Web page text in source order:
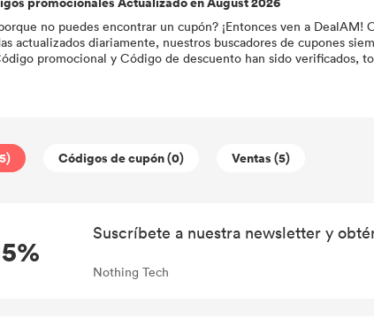
no puedes encontrar un cupón? ¡Entonces ven a DealAM!
actualizados diariamente, nuestros buscadores de cupones
promocional y Código de descuento han sido verificados,
Códigos de cupón (0) Ventas (5)
Suscríbete a nuestra newsletter y
Nothing Tech